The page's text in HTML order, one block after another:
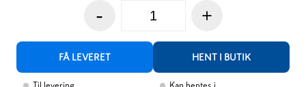
- +
FÅ LEVERET HENT I BUTIK